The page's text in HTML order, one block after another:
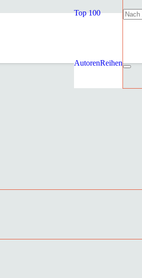
Top 100
AutorenReihen